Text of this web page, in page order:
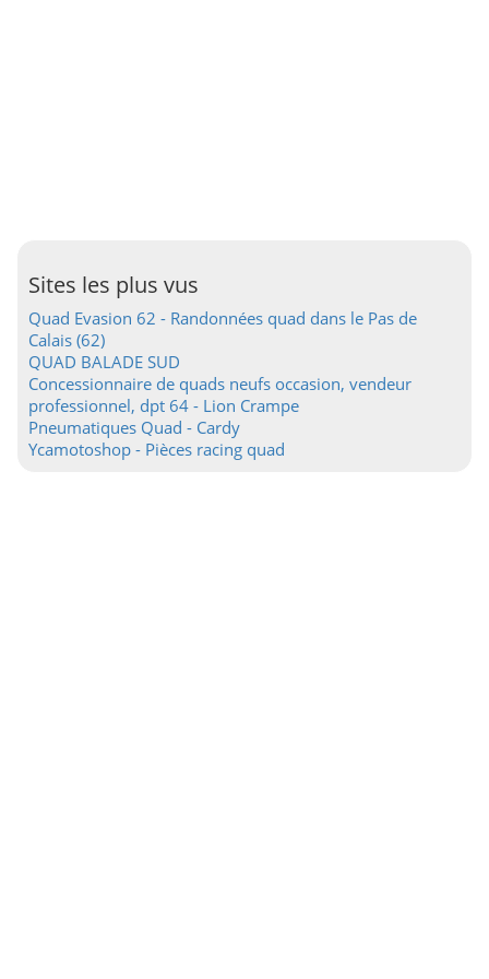
Sites les plus vus
Quad Evasion 62 - Randonnées quad dans le Pas de
Calais (62)
QUAD BALADE SUD
Concessionnaire de quads neufs occasion, vendeur
professionnel, dpt 64 - Lion Crampe
Pneumatiques Quad - Cardy
Ycamotoshop - Pièces racing quad